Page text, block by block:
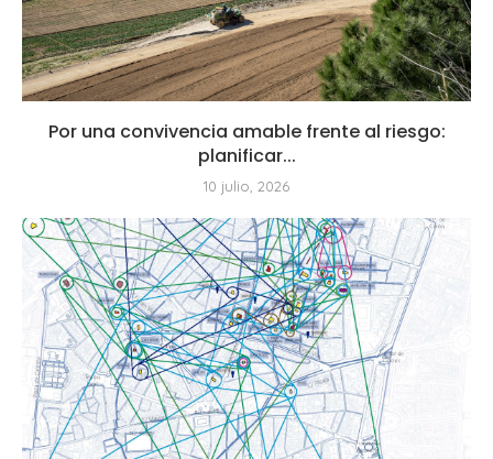
Por una convivencia amable frente al riesgo:
planificar...
10 julio, 2026